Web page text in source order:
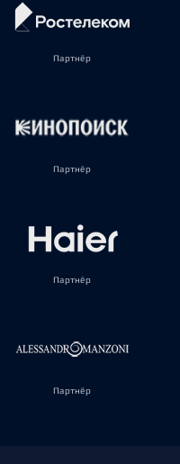
Партнёр
Партнёр
Партнёр
Партнёр